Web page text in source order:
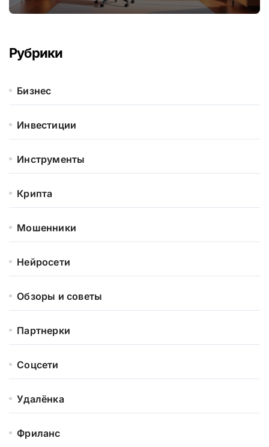
Рубрики
Бизнес
Инвестиции
Инструменты
Крипта
Мошенники
Нейросети
Обзоры и советы
Партнерки
Соцсети
Удалёнка
Фриланс